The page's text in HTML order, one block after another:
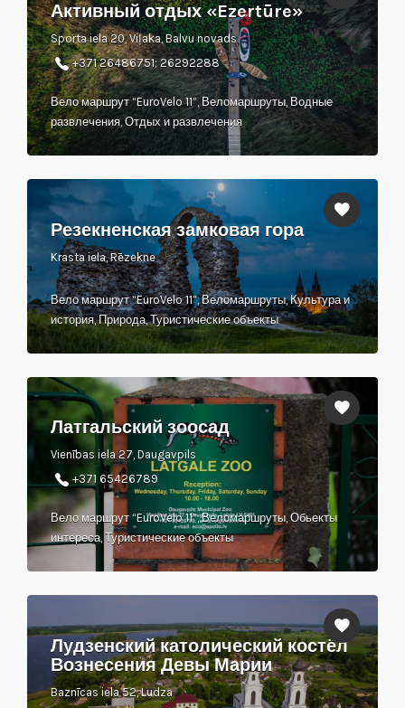
Активный отдых «Ezertūre»
Sporta iela 20, Viļaka, Balvu novads
+371 26486751; 26292288
Вело маршрут “EuroVelo 11”, Веломаршруты, Водные
развлечения, Отдых и развлечения
Резекненская замковая гора
Krasta iela, Rēzekne
Вело маршрут “EuroVelo 11”, Веломаршруты, Культура и
история, Природа, Туристические объекты
Латгальский зоосад
Vienības iela 27, Daugavpils
+371 65426789
Вело маршрут “EuroVelo 11”, Веломаршруты, Обьекты
интереса, Туристические объекты
Лудзенский католический костёл
Вознесения Девы Марии
Baznīcas iela 52, Ludza